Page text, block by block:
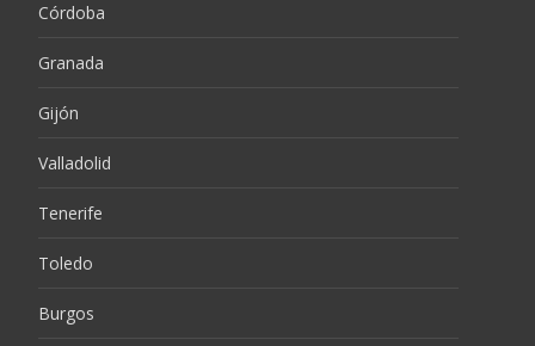
Córdoba
Granada
Gijón
Valladolid
Tenerife
Toledo
Burgos